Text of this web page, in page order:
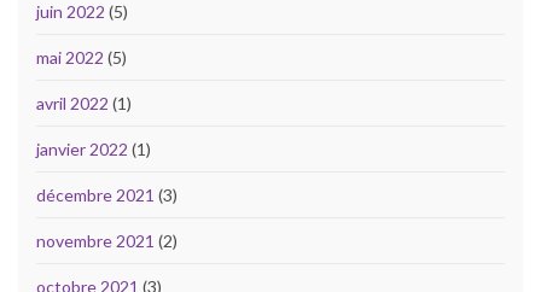
juin 2022 (5)
mai 2022 (5)
avril 2022 (1)
janvier 2022 (1)
décembre 2021 (3)
novembre 2021 (2)
octobre 2021 (3)